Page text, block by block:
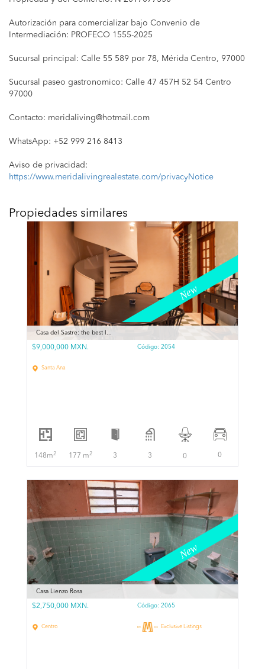
Autorización para comercializar bajo Convenio de
Intermediación: PROFECO 1555-2025
Sucursal principal: Calle 55 589 por 78, Mérida Centro, 97000
Sucursal paseo gastronomico: Calle 47 457H 52 54 Centro
97000
Contacto: meridaliving@hotmail.com
WhatsApp: +52 999 216 8413
Aviso de privacidad:
https://www.meridalivingrealestate.com/privacyNotice
Propiedades similares
Casa del Sastre: the best l...
$9,000,000 MXN.
Santa Ana
Código: 2054
148m 2 177 m 2 3 3 0 0
Casa Lienzo Rosa
$2,750,000 MXN.
Centro
Código: 2065
Exclusive Listings